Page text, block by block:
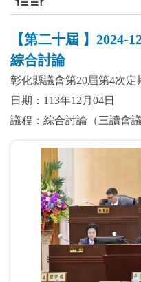
【第二十屆 】2024-
綜合討論
彰化縣議會第20屆第4次定
日期：113年12月04日
議程：綜合討論（三讀會